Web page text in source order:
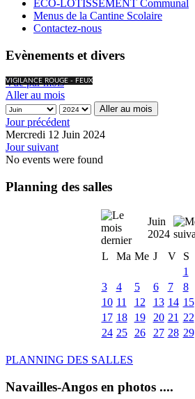
ECO-LOTISSEMENT Communal
Menus de la Cantine Scolaire
Contactez-nous
Evènements et divers
VIGILANCE ROUGE - FEUX
Vue par mois
Aller au mois
Aller au mois
Jour précédent
Mercredi 12 Juin 2024
Jour suivant
No events were found
Planning des salles
Juin
2024
L
Ma Me J V S
1
3
4 5 6 7 8
10 11 12 13 14 15
17 18 19 20 21 22
24 25 26 27 28 29
PLANNING DES SALLES
Navailles-Angos en photos ....